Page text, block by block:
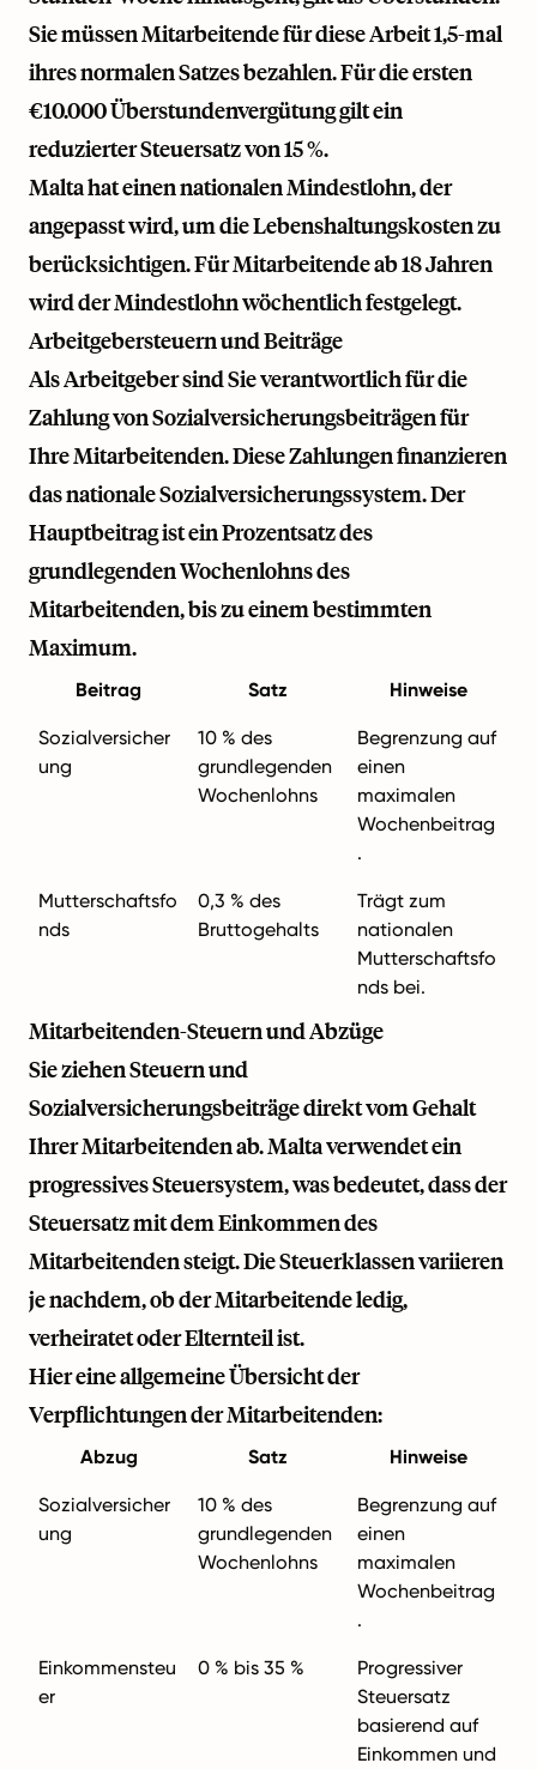
Sie müssen Mitarbeitende für diese Arbeit 1,5-mal
ihres normalen Satzes bezahlen. Für die ersten
€10.000 Überstundenvergütung gilt ein
reduzierter Steuersatz von 15 %.
Malta hat einen nationalen Mindestlohn, der
angepasst wird, um die Lebenshaltungskosten zu
berücksichtigen. Für Mitarbeitende ab 18 Jahren
wird der Mindestlohn wöchentlich festgelegt.
Arbeitgebersteuern und Beiträge
Als Arbeitgeber sind Sie verantwortlich für die
Zahlung von Sozialversicherungsbeiträgen für
Ihre Mitarbeitenden. Diese Zahlungen finanzieren
das nationale Sozialversicherungssystem. Der
Hauptbeitrag ist ein Prozentsatz des
grundlegenden Wochenlohns des
Mitarbeitenden, bis zu einem bestimmten
Maximum.
Beitrag Satz Hinweise
Sozialversicher
ung
10 % des
grundlegenden
Wochenlohns
Begrenzung auf
einen
maximalen
Wochenbeitrag
.
Mutterschaftsfo
nds
0,3 % des
Bruttogehalts
Trägt zum
nationalen
Mutterschaftsfo
nds bei.
Mitarbeitenden-Steuern und Abzüge
Sie ziehen Steuern und
Sozialversicherungsbeiträge direkt vom Gehalt
Ihrer Mitarbeitenden ab. Malta verwendet ein
progressives Steuersystem, was bedeutet, dass der
Steuersatz mit dem Einkommen des
Mitarbeitenden steigt. Die Steuerklassen variieren
je nachdem, ob der Mitarbeitende ledig,
verheiratet oder Elternteil ist.
Hier eine allgemeine Übersicht der
Verpflichtungen der Mitarbeitenden:
Abzug Satz Hinweise
Sozialversicher
ung
10 % des
grundlegenden
Wochenlohns
Begrenzung auf
einen
maximalen
Wochenbeitrag
.
Einkommensteu
er
0 % bis 35 %
Progressiver
Steuersatz
basierend auf
Einkommen und